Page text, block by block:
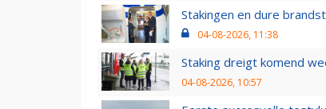
Stakingen en dure
04-08-2026, 11:38
Staking dreigt komend
04-08-2026, 10:57